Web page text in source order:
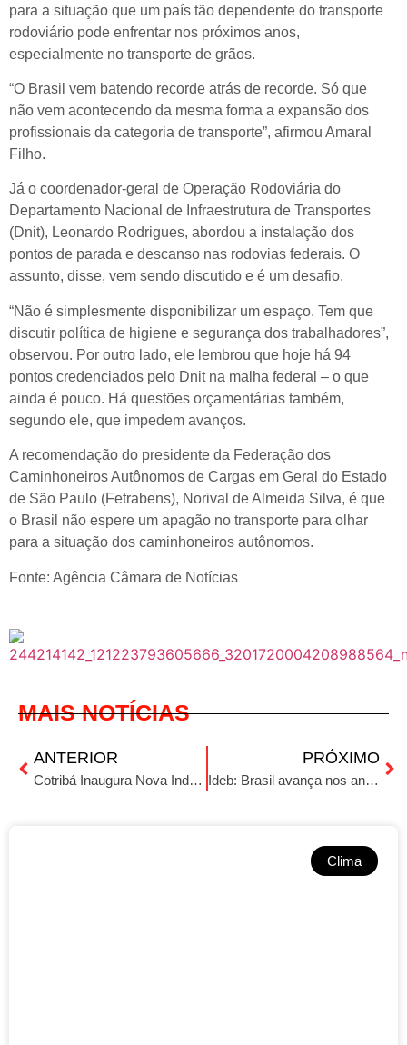
para a situação que um país tão dependente do transporte
rodoviário pode enfrentar nos próximos anos,
especialmente no transporte de grãos.
“O Brasil vem batendo recorde atrás de recorde. Só que
não vem acontecendo da mesma forma a expansão dos
profissionais da categoria de transporte”, afirmou Amaral
Filho.
Já o coordenador-geral de Operação Rodoviária do
Departamento Nacional de Infraestrutura de Transportes
(Dnit), Leonardo Rodrigues, abordou a instalação dos
pontos de parada e descanso nas rodovias federais. O
assunto, disse, vem sendo discutido e é um desafio.
“Não é simplesmente disponibilizar um espaço. Tem que
discutir política de higiene e segurança dos trabalhadores”,
observou. Por outro lado, ele lembrou que hoje há 94
pontos credenciados pelo Dnit na malha federal – o que
ainda é pouco. Há questões orçamentárias também,
segundo ele, que impedem avanços.
A recomendação do presidente da Federação dos
Caminhoneiros Autônomos de Cargas em Geral do Estado
de São Paulo (Fetrabens), Norival de Almeida Silva, é que
o Brasil não espere um apagão no transporte para olhar
para a situação dos caminhoneiros autônomos.
Fonte: Agência Câmara de Notícias
MAIS NOTÍCIAS
ANTERIOR
Cotribá Inaugura Nova Indústria de Nutrição Animal em Ibirubá
PRÓXIMO
Ideb: Brasil avança nos anos iniciais do ensino fundamental
Clima